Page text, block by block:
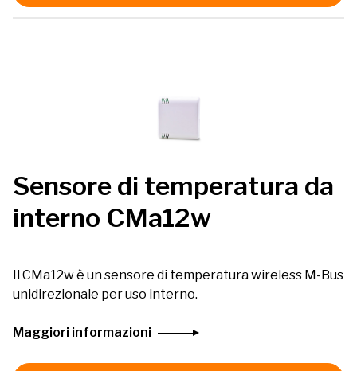
Sensore di temperatura da
interno CMa12w
Il CMa12w è un sensore di temperatura wireless M-Bus
unidirezionale per uso interno.
Maggiori informazioni